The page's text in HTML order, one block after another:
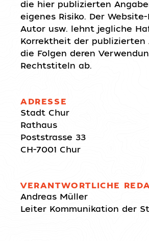
die hier publizierten
eigenes Risiko. Der
Autor usw. lehnt jegliche
Korrektheit der publizierten
die Folgen deren
Rechtstiteln ab.
ADRESSE
Stadt Chur
Rathaus
Poststrasse 33
CH-7001 Chur
VERANTWORTLICHE
Andreas Müller
Leiter Kommunikation der